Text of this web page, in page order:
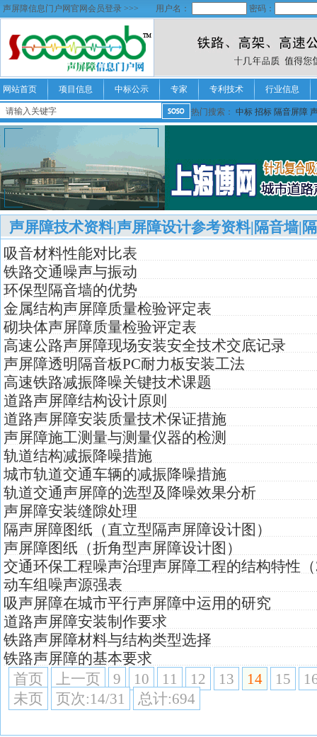
声屏障信息门户网官网会员登录 >>> 用户名： 密码：
网站首页 项目信息 中标公示 专家 专利技术 行业信息
热门搜索： 中标 招标 隔音屏障
声屏障技术资料|声屏障设计参考资料|隔音墙|
吸音材料性能对比表
铁路交通噪声与振动
环保型隔音墙的优势
金属结构声屏障质量检验评定表
砌块体声屏障质量检验评定表
高速公路声屏障现场安装安全技术交底记录
声屏障透明隔音板PC耐力板安装工法
高速铁路减振降噪关键技术课题
道路声屏障结构设计原则
道路声屏障安装质量技术保证措施
声屏障施工测量与测量仪器的检测
轨道结构减振降噪措施
城市轨道交通车辆的减振降噪措施
轨道交通声屏障的选型及降噪效果分析
声屏障安装缝隙处理
隔声屏障图纸（直立型隔声屏障设计图）
声屏障图纸（折角型声屏障设计图）
交通环保工程噪声治理声屏障工程的结构特性
动车组噪声源强表
吸声屏障在城市平行声屏障中运用的研究
道路声屏障安装制作要求
铁路声屏障材料与结构类型选择
铁路声屏障的基本要求
首页
上一页 9 10 11 12 13 14 15
未页
页次:14/31 总计:694